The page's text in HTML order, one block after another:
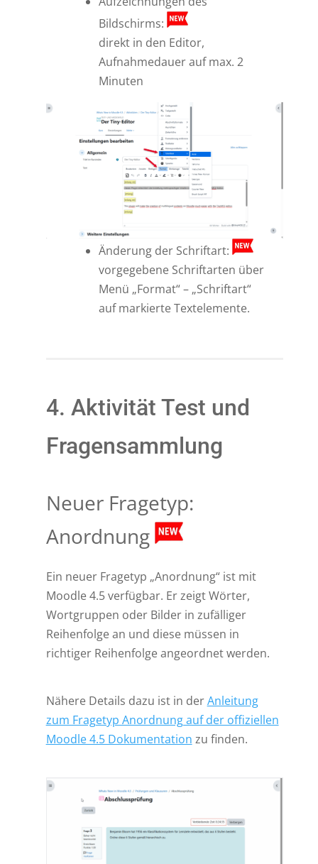
Bildschirms:
direkt in den Editor,
Aufnahmedauer auf max. 2
Minuten
Änderung der Schriftart:
vorgegebene Schriftarten über
Menü „Format“ – „Schriftart“
auf markierte Textelemente.
4. Aktivität Test und
Fragensammlung
Neuer Fragetyp:
Anordnung
Ein neuer Fragetyp „Anordnung“ ist mit
Moodle 4.5 verfügbar. Er zeigt Wörter,
Wortgruppen oder Bilder in zufälliger
Reihenfolge an und diese müssen in
richtiger Reihenfolge angeordnet werden.
Nähere Details dazu ist in derAnleitung
zum Fragetyp Anordnung auf der offiziellen
Moodle 4.5 Dokumentation zu finden.